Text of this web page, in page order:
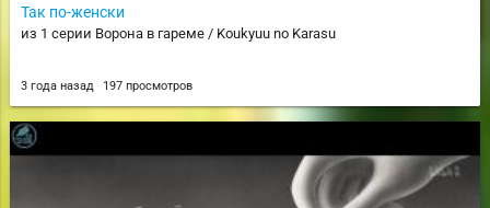
Так по-женски
из 1 серии Ворона в гареме / Koukyuu no Karasu
3 года назад 197 просмотров